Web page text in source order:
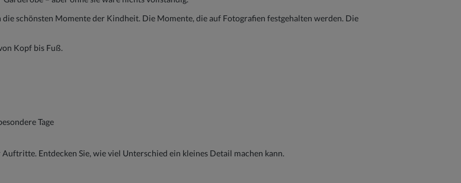
schönsten Momente der Kindheit. Die Momente, die auf Fotografien festgehalten werden. Die
Kopf bis Fuß.
Tage
Entdecken Sie, wie viel Unterschied ein kleines Detail machen kann.